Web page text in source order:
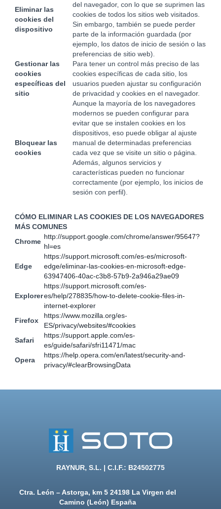
Eliminar las
cookies del
dispositivo
del navegador, con lo que se suprimen las
cookies de todos los sitios web visitados.
Sin embargo, también se puede perder
parte de la información guardada (por
ejemplo, los datos de inicio de sesión o las
preferencias de sitio web).
Gestionar las
cookies
específicas del
sitio
Para tener un control más preciso de las
cookies específicas de cada sitio, los
usuarios pueden ajustar su configuración
de privacidad y cookies en el navegador.
Bloquear las
cookies
Aunque la mayoría de los navegadores
modernos se pueden configurar para
evitar que se instalen cookies en los
dispositivos, eso puede obligar al ajuste
manual de determinadas preferencias
cada vez que se visite un sitio o página.
Además, algunos servicios y
características pueden no funcionar
correctamente (por ejemplo, los inicios de
sesión con perfil).
CÓMO ELIMINAR LAS COOKIES DE LOS NAVEGADORES
MÁS COMUNES
Chrome
http://support.google.com/chrome/answer/95647?
hl=es
Edge
https://support.microsoft.com/es-es/microsoft-
edge/eliminar-las-cookies-en-microsoft-edge-
63947406-40ac-c3b8-57b9-2a946a29ae09
Explorer
https://support.microsoft.com/es-
es/help/278835/how-to-delete-cookie-files-in-
internet-explorer
Firefox
https://www.mozilla.org/es-
ES/privacy/websites/#cookies
Safari
https://support.apple.com/es-
es/guide/safari/sfri11471/mac
Opera
https://help.opera.com/en/latest/security-and-
privacy/#clearBrowsingData
RAYNUR, S.L. | C.I.F.: B24502775
Ctra. León – Astorga, km 5 24198 La Virgen del
Camino (León) España